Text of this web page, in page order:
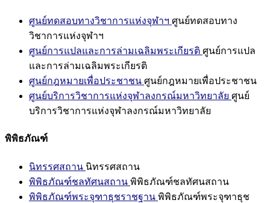
ศูนย์ทดสอบทางวิชาการแห่งจุฬาฯ ศูนย์ทดสอบทาง
วิชาการแห่งจุฬาฯ
ศูนย์การแปลและการล่ามเฉลิมพระเกียรติ ศูนย์การแปล
และการล่ามเฉลิมพระเกียรติ
ศูนย์กฎหมายเพื่อประชาชน ศูนย์กฎหมายเพื่อประชาชน
ศูนย์บริการวิชาการแห่งจุฬาลงกรณ์มหาวิทยาลัย ศูนย์
บริการวิชาการแห่งจุฬาลงกรณ์มหาวิทยาลัย
พิพิธภัณฑ์
นิทรรศสถาน นิทรรศสถาน
พิพิธภัณฑ์ชลทัศนสถาน พิพิธภัณฑ์ชลทัศนสถาน
พิพิธภัณฑ์พระจุฑาธุชราชฐาน พิพิธภัณฑ์พระจุฑาธุช